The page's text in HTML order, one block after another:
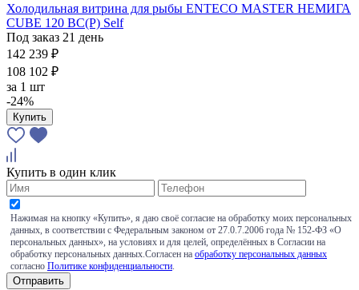
Холодильная витрина для рыбы ENTECO MASTER НЕМИГА
CUBE 120 ВС(Р) Self
Под заказ 21 день
142 239 ₽
108 102 ₽
за 1 шт
-24%
Купить
Купить в один клик
Нажимая на кнопку «Купить», я даю своё согласие на обработку моих персональных
данных, в соответствии с Федеральным законом от 27.0.7.2006 года № 152-ФЗ «О
персональных данных», на условиях и для целей, определённых в Согласии на
обработку персональных данных.Согласен на обработку персональных данных
согласно Политике конфиденциальности